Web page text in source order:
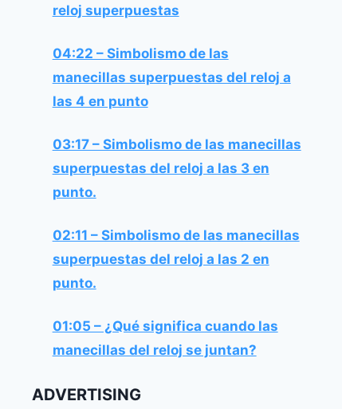
reloj superpuestas
04:22 – Simbolismo de las
manecillas superpuestas del reloj a
las 4 en punto
03:17 – Simbolismo de las manecillas
superpuestas del reloj a las 3 en
punto.
02:11 – Simbolismo de las manecillas
superpuestas del reloj a las 2 en
punto.
01:05 – ¿Qué significa cuando las
manecillas del reloj se juntan?
ADVERTISING